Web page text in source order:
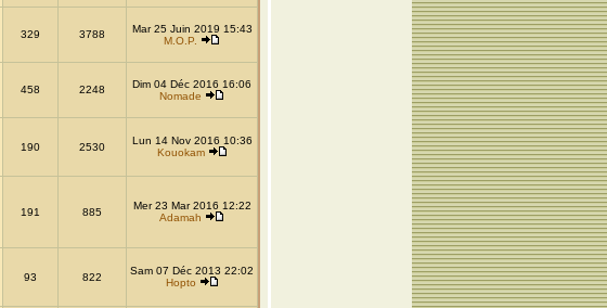
329 3788
Mar 25 Juin 2019 15:43
M.O.P.
458 2248
Dim 04 Déc 2016 16:06
Nomade
190 2530
Lun 14 Nov 2016 10:36
Kouokam
191 885
Mer 23 Mar 2016 12:22
Adamah
93 822
Sam 07 Déc 2013 22:02
Hopto